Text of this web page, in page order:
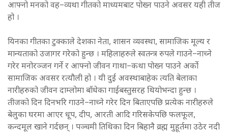
आफ्नो मनको वह–व्यथा गीतको माध्यमबाट पोख्न पाउने अवसर यही तीज
हो ।
यिनका गीतका टुक्काले देशका नेता, शासन व्यवस्था, सामाजिक मूल्य र
मान्यताको उजागर गरेको हुन्छ । महिलाहरुले स्वतन्त्र रुपले गाउने–नाच्ने
गरेर मनोरञ्जन गर्ने र आफ्नो जीवन गाथा–कथा पोख्न पाउने अर्को
सामाजिक अवसर रत्यौली हो । यी दुई अवस्थाबाहेक त्यति बेलाका
नारीहरुको जीवन दाम्लोमा बाँधेका गाईबस्तुसरह थियोभन्दा हुन्छ ।
तीजको दिन दिनभरि गाउने–नाच्ने गरेर दिन बिताएपछि प्रत्येक नारीहरुले
बेलुका घरमा आएर धूप, दीप, आरती आदि गरिसकेपछि फलफूल,
कन्दमूल खाने गर्दछन् । पञ्चमी तिथिका दिन बिहानै व्रह्म मुहूर्तमा उठेर नदी